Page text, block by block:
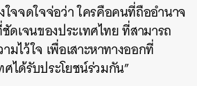
จจดใจจ่อว่า ใครคือคนที่ถืออำนาจ
เจนของประเทศไทย ที่สามารถ
ไว้ใจ เพื่อเสาะหาทางออกที่
ได้รับประโยชน์ร่วมกัน”